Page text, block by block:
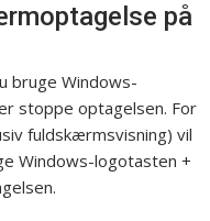
på
bruge Windows-
stoppe optagelsen. For
fuldskærmsvisning) vil
Windows-logotasten +